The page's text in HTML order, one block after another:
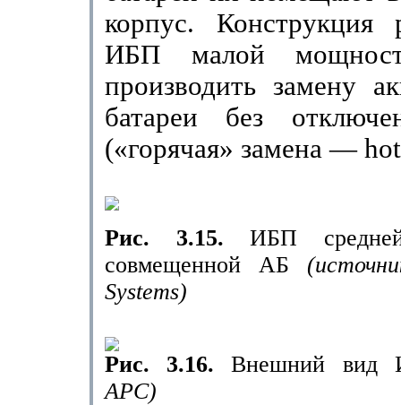
корпус. Конструкция
ИБП малой
производить замену
батареи без
(«горячая» замена — hot
Рис. 3.15.ИБП
совмещенной АБ
Systems)
Рис. 3.16.Внешний
АРС)